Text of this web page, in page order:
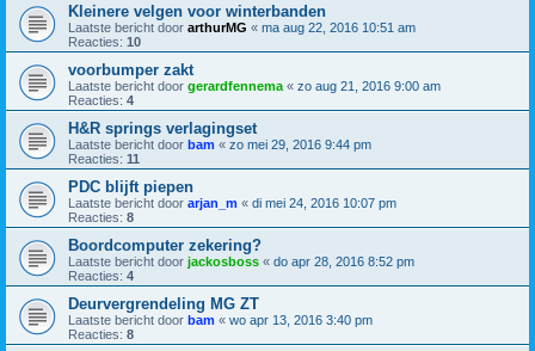
Kleinere velgen voor winterbanden
Laatste bericht door arthurMG « ma aug 22, 2016 10:51 am
Reacties: 10
voorbumper zakt
Laatste bericht door gerardfennema « zo aug 21, 2016 9:00 am
Reacties: 4
H&R springs verlagingset
Laatste bericht door bam « zo mei 29, 2016 9:44 pm
Reacties: 11
PDC blijft piepen
Laatste bericht door arjan_m « di mei 24, 2016 10:07 pm
Reacties: 8
Boordcomputer zekering?
Laatste bericht door jackosboss « do apr 28, 2016 8:52 pm
Reacties: 4
Deurvergrendeling MG ZT
Laatste bericht door bam « wo apr 13, 2016 3:40 pm
Reacties: 8